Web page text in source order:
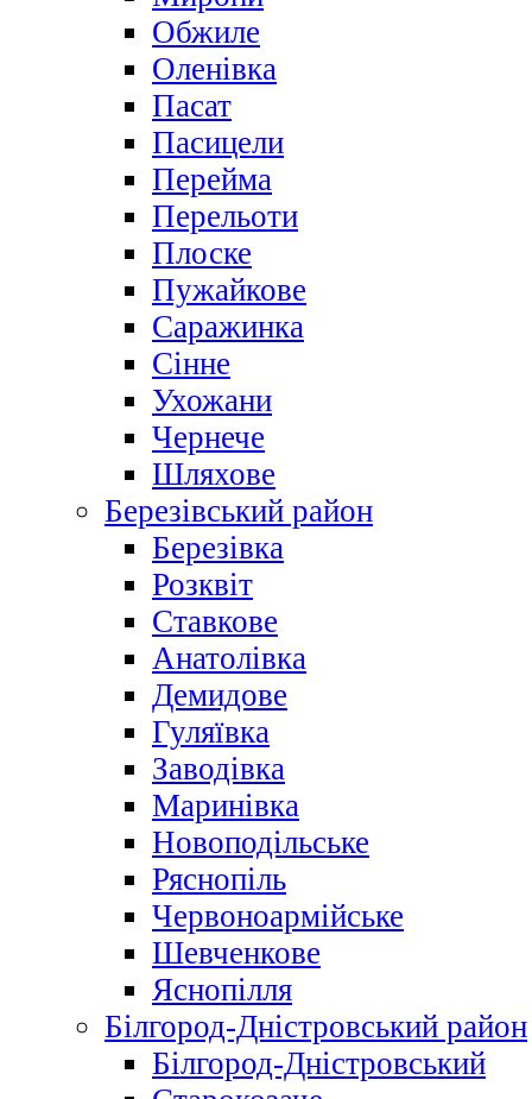
Обжиле
Оленівка
Пасат
Пасицели
Перейма
Перельоти
Плоске
Пужайкове
Саражинка
Сінне
Ухожани
Чернече
Шляхове
Березівський район
Березівка
Розквіт
Ставкове
Анатолівка
Демидове
Гуляївка
Заводівка
Маринівка
Новоподільське
Ряснопіль
Червоноармійське
Шевченкове
Яснопілля
Білгород-Дністровський район
Білгород-Дністровський